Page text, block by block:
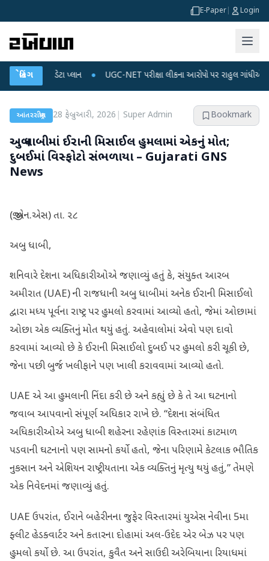
E-Paper Login
બ્રેકિંગ
અને ડેટા પ્લાન ● UGC-NET પરીક્ષા લીકના આરોપો પર રાહુલ ગાંધીએ કેન્દ્ર પર
આંતરરાષ્ટ્રીય 28 ફેબ્રુઆરી, 2026 Super Admin Bookmark
અબુ ધાબીમાં ઈરાની મિસાઈલ હુમલામાં એકનું મોત;
દુબઈમાં વિસ્ફોટો સંભળાયા – Gujarati GNS
News
(જી.એન.એસ) તા. ૨૮
અબુ ધાબી,
શનિવારે દેશના અધિકારીઓએ જણાવ્યું હતું કે, સંયુક્ત આરબ
અમીરાત (UAE) ની રાજધાની અબુ ધાબીમાં અનેક ઈરાની મિસાઈલો
દ્વારા મધ્ય પૂર્વના રાષ્ટ્ર પર હુમલો કરવામાં આવ્યો હતો, જેમાં ઓછામાં
ઓછા એક વ્યક્તિનું મોત થયું હતું. અહેવાલોમાં એવો પણ દાવો
કરવામાં આવ્યો છે કે ઈરાની મિસાઈલો દુબઈ પર હુમલો કરી ચૂકી છે,
જેના પછી બુર્જ ખલીફાને પણ ખાલી કરાવવામાં આવ્યો હતો.
UAE એ આ હુમલાની નિંદા કરી છે અને કહ્યું છે કે તે આ ઘટનાનો
જવાબ આપવાનો સંપૂર્ણ અધિકાર રાખે છે. “દેશના સંબંધિત
અધિકારીઓએ અબુ ધાબી શહેરના રહેણાંક વિસ્તારમાં કાટમાળ
પડવાની ઘટનાનો પણ સામનો કર્યો હતો, જેના પરિણામે કેટલાક ભૌતિક
નુકસાન અને એશિયન રાષ્ટ્રીયતાના એક વ્યક્તિનું મૃત્યુ થયું હતું,” તેમણે
એક નિવેદનમાં જણાવ્યું હતું.
UAE ઉપરાંત, ઈરાને બહેરીનના જુફેર વિસ્તારમાં યુએસ નેવીના 5મા
ફ્લીટ હેડક્વાર્ટર અને કતારના દોહામાં અલ-ઉદેદ એર બેઝ પર પણ
હુમલો કર્યો છે. આ ઉપરાંત, કુવૈત અને સાઉદી અરેબિયાના રિયાધમાં